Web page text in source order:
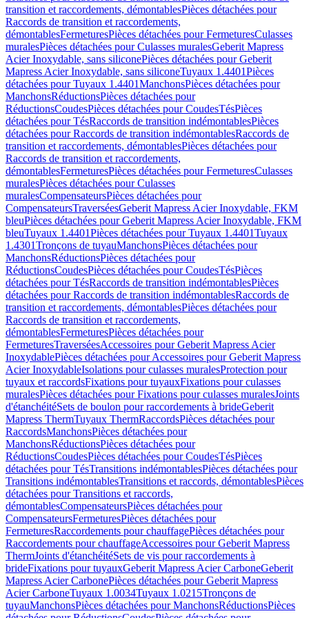
transition et raccordements, démontablesPièces détachées pour
Raccords de transition et raccordements,
démontablesFermeturesPièces détachées pour FermeturesCulasses
muralesPièces détachées pour Culasses muralesGeberit Mapress
Acier Inoxydable, sans siliconePièces détachées pour Geberit
Mapress Acier Inoxydable, sans siliconeTuyaux 1.4401Pièces
détachées pour Tuyaux 1.4401ManchonsPièces détachées pour
ManchonsRéductionsPièces détachées pour
RéductionsCoudesPièces détachées pour CoudesTésPièces
détachées pour TésRaccords de transition indémontablesPièces
détachées pour Raccords de transition indémontablesRaccords de
transition et raccordements, démontablesPièces détachées pour
Raccords de transition et raccordements,
démontablesFermeturesPièces détachées pour FermeturesCulasses
muralesPièces détachées pour Culasses
muralesCompensateursPièces détachées pour
CompensateursTraverséesGeberit Mapress Acier Inoxydable, FKM
bleuPièces détachées pour Geberit Mapress Acier Inoxydable, FKM
bleuTuyaux 1.4401Pièces détachées pour Tuyaux 1.4401Tuyaux
1.4301Tronçons de tuyauManchonsPièces détachées pour
ManchonsRéductionsPièces détachées pour
RéductionsCoudesPièces détachées pour CoudesTésPièces
détachées pour TésRaccords de transition indémontablesPièces
détachées pour Raccords de transition indémontablesRaccords de
transition et raccordements, démontablesPièces détachées pour
Raccords de transition et raccordements,
démontablesFermeturesPièces détachées pour
FermeturesTraverséesAccessoires pour Geberit Mapress Acier
InoxydablePièces détachées pour Accessoires pour Geberit Mapress
Acier InoxydableIsolations pour culasses muralesProtection pour
tuyaux et raccordsFixations pour tuyauxFixations pour culasses
muralesPièces détachées pour Fixations pour culasses muralesJoints
d'étanchéitéSets de boulon pour raccordements à brideGeberit
Mapress ThermTuyaux ThermRaccordsPièces détachées pour
RaccordsManchonsPièces détachées pour
ManchonsRéductionsPièces détachées pour
RéductionsCoudesPièces détachées pour CoudesTésPièces
détachées pour TésTransitions indémontablesPièces détachées pour
Transitions indémontablesTransitions et raccords, démontablesPièces
détachées pour Transitions et raccords,
démontablesCompensateursPièces détachées pour
CompensateursFermeturesPièces détachées pour
FermeturesRaccordements pour chauffagePièces détachées pour
Raccordements pour chauffageAccessoires pour Geberit Mapress
ThermJoints d'étanchéitéSets de vis pour raccordements à
brideFixations pour tuyauxGeberit Mapress Acier CarboneGeberit
Mapress Acier CarbonePièces détachées pour Geberit Mapress
Acier CarboneTuyaux 1.0034Tuyaux 1.0215Tronçons de
tuyauManchonsPièces détachées pour ManchonsRéductionsPièces